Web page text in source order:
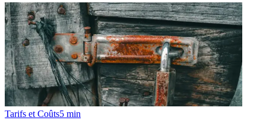
Tarifs et Coûts5 min